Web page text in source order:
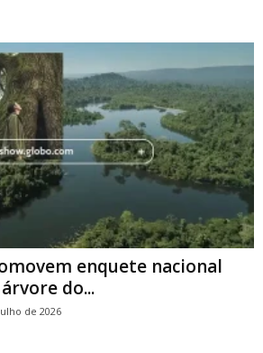
enquete nacional
do...
de 2026